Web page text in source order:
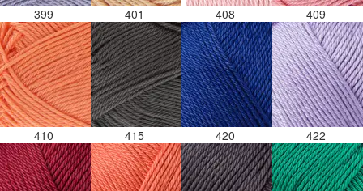
399 401 408 409
410 415 420 422